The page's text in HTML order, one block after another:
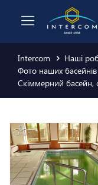
Intercom Наші
Фото наших басейнів
Скіммерний